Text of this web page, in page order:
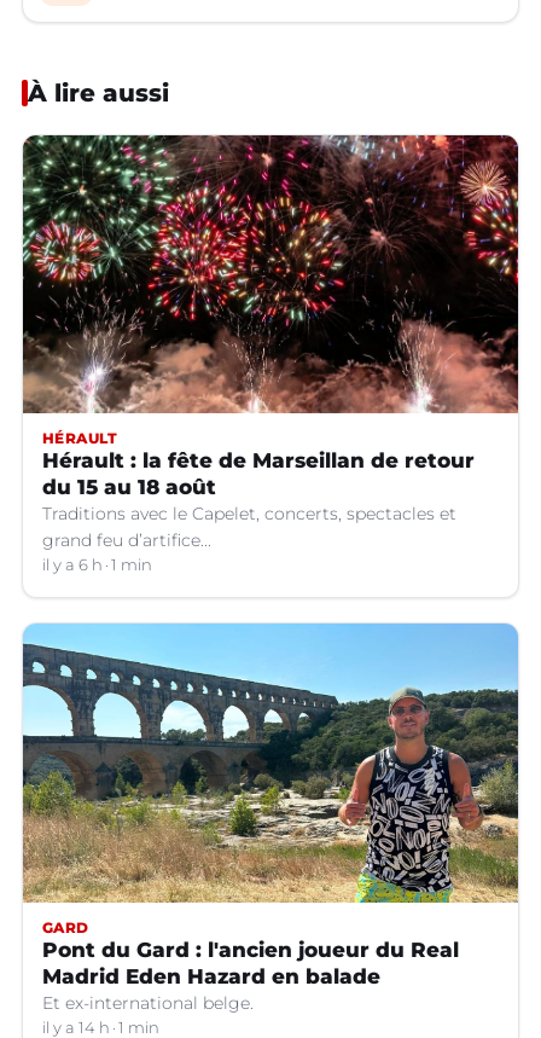
À lire aussi
HÉRAULT
Hérault : la fête de Marseillan de retour
du 15 au 18 août
Traditions avec le Capelet, concerts, spectacles et
grand feu d’artifice...
il y a 6 h 1 min
GARD
Pont du Gard : l'ancien joueur du Real
Madrid Eden Hazard en balade
Et ex-international belge.
il y a 14 h 1 min